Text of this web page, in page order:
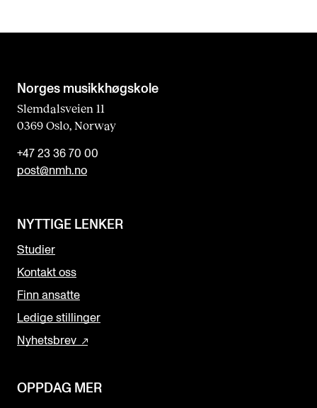
Norges musikk­høgskole
Slemdalsveien 11
0369 Oslo, Norway
+47 23 36 70 00
post@nmh.no
NYTTIGE LENKER
Studier
Kontakt oss
Finn ansatte
Ledige stillinger
Nyhetsbrev
OPPDAG MER